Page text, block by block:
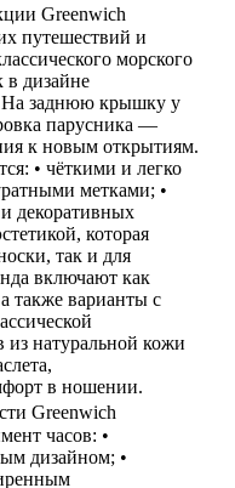
Greenwich
путешествий и
морского
в дизайне
На заднюю крышку у
парусника —
к новым открытиям.
• чёткими и легко
метками; •
декоративных
которая
так и для
включают как
также варианты с
натуральной кожи
в ношении.
Greenwich
часов: •
дизайном; •